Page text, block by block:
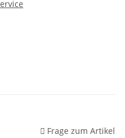
Frage zum Artikel